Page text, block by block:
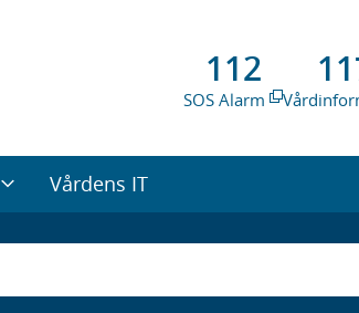
112
SOS Alarm
Vårdens IT